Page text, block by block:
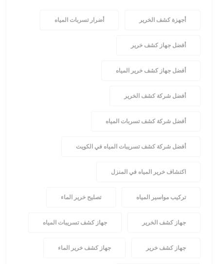
أجهزة كشف الخرير أضرار تسربات المياه
أفضل جهاز كشف خرير
أفضل جهاز كشف خرير المياه
أفضل شركة كشف الخرير
أفضل شركة كشف تسربات المياه
أفضل شركة كشف تسريبات المياه في الكويت
اكتشاف خرير المياه في المنزل
تركيب مواسير المياه تصليح خرير الماء
جهاز كشف الخرير جهاز كشف تسريبات المياه
جهاز كشف خرير جهاز كشف خرير الماء